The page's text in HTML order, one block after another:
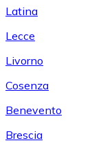
Latina
Lecce
Livorno
Cosenza
Benevento
Brescia